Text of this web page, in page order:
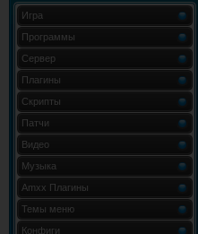
Игра
Программы
Сервер
Плагины
Скрипты
Патчи
Видео
Музыка
Amxx Плагины
Темы меню
Конфиги